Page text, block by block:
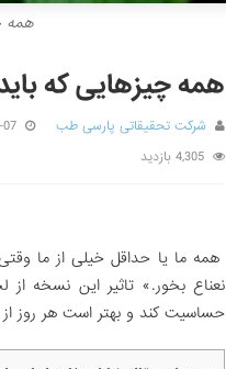
همه
همه چیزهایی که
شرکت تحقیقاتی پارسی طب
4,305 بازدید
همه ما یا حداقل خیلی از ما
نعناع بخور.» تاثیر این نسخه
حساسیت کند و بهتر است هر روز